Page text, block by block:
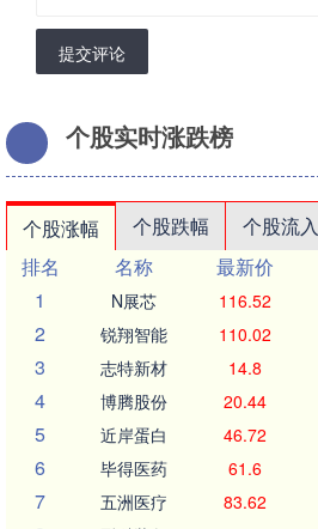
提交评论
个股实时涨跌榜
个股涨幅 个股跌幅 个股流入
排名
名称 最新价
1
N展芯 116.52
2 锐翔智能 110.02
3 志特新材 14.8
4 博腾股份 20.44
5 近岸蛋白 46.72
6 毕得医药 61.6
7 五洲医疗 83.62